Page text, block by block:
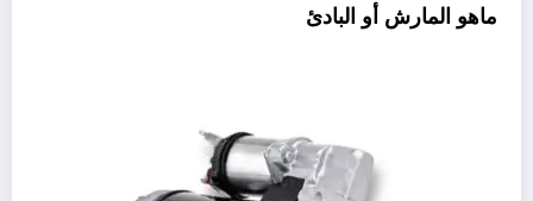
ماهو المارش أو البادئ